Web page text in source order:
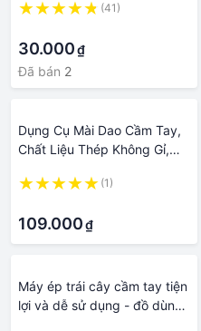
tay 1 tấc
(41)
30.000₫
Đã bán 2
Dụng Cụ Mài Dao Cầm Tay,
Chất Liệu Thép Không Gỉ,
Tiện Lợi
(1)
109.000₫
Máy ép trái cây cầm tay tiện
lợi và dễ sử dụng - đồ dùng